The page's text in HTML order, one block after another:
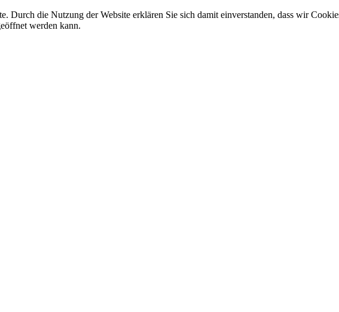
Durch die Nutzung der Website erklären Sie sich damit einverstanden, dass wir
werden kann.